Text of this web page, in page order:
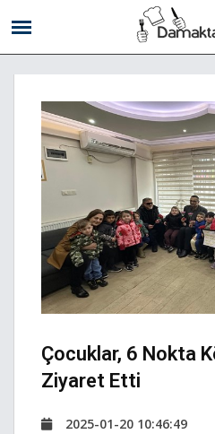
Çocuklar, 6 Nokta
Ziyaret Etti
2025-01-20 10:46:49